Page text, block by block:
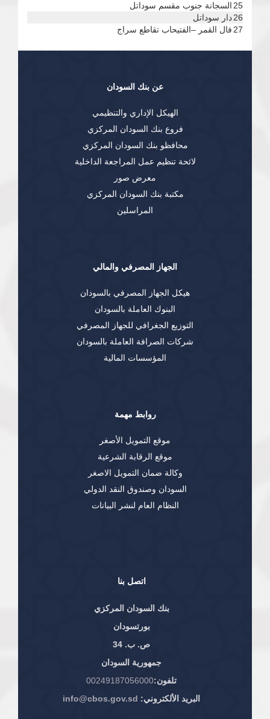
25 السجانة جنوب مقسم سوداتل
26دار سوداتل
27 فال القمر –الفتيحاب تقاطع سراج
اتصل بنا
بنك السودان المركزي
بورتسودان
ص. ب. 34
جمهورية السودان
تلفون:00249187056000
البريد الألكتروني: info@cbos.gov.sd
عن بنك السودان
الهيكل الإداري والتنظيمي
فروع بنك السودان المركزي
محافظو بنك السودان المركزي
لائحة تنظيم عمل المراجعة الداخلية
معرض صور
مكتبة بنك السودان المركزي
المراسلين
الجهاز المصرفي والمالي
هيكل الجهاز المصرفي بالسودان
البنوك العاملة بالسودان
التوزيع الجغرافي للجهاز المصرفي
شركات الصرافة العاملة بالسودان
المؤسسات المالية
روابط مهمة
موقع التمويل الأصغر
موقع الرقابة الشرعية
وكالة ضمان التمويل الاصغر
السودان وصندوق النقد الدولي
النظام العام لنشر البيانات